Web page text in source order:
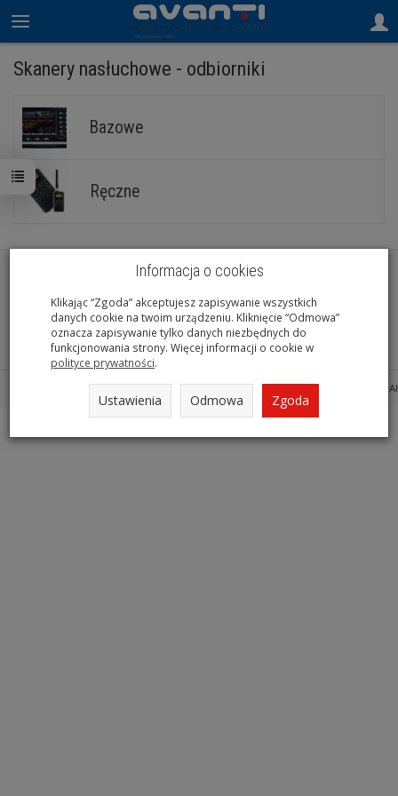
Skanery nasłuchowe - odbiorniki
Bazowe
Ręczne
Informacje
Sklep internetowy SOTESHOP AI
Informacja o cookies
Klikając “Zgoda” akceptujesz zapisywanie wszystkich
danych cookie na twoim urządzeniu. Kliknięcie “Odmowa”
oznacza zapisywanie tylko danych niezbędnych do
funkcjonowania strony. Więcej informacji o cookie w
polityce prywatności.
Ustawienia Odmowa Zgoda